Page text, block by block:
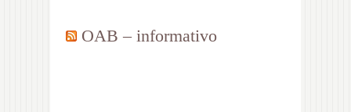
OAB – informativo